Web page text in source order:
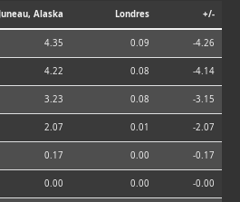
Juneau, Alaska Londres +/-
4.35 0.09 -4.26
4.22 0.08 -4.14
3.23 0.08 -3.15
2.07 0.01 -2.07
0.17 0.00 -0.17
0.00 0.00 -0.00